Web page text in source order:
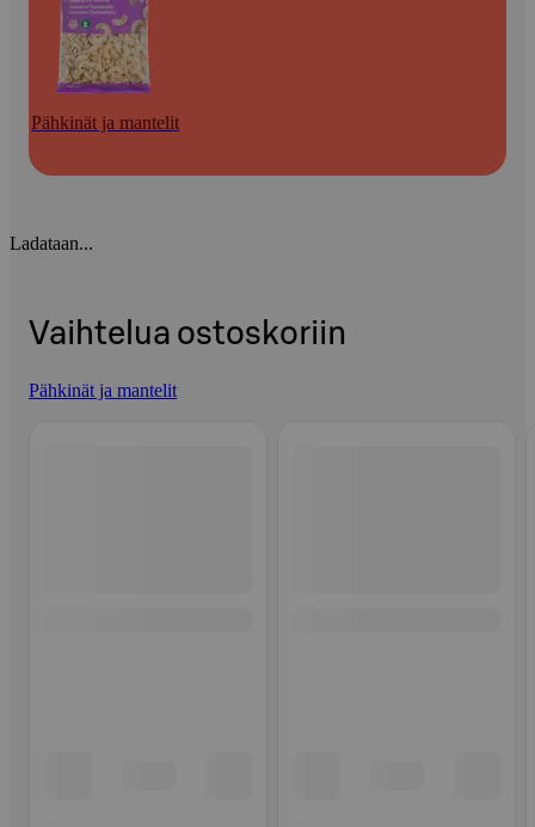
Pähkinät ja mantelit
Ladataan...
Vaihtelua ostoskoriin
Pähkinät ja mantelit